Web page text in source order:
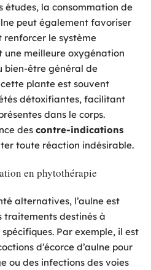
études, la consommation de
peut également favoriser
le système
une meilleure oxygénation
bien-être général de
plante est souvent
détoxifiantes, facilitant
dans le corps.
des contre-indications
toute réaction indésirable.
en phytothérapie
alternatives, l’aulne est
traitements destinés à
Par exemple, il est
d’écorce d’aulne pour
ou des infections des voies